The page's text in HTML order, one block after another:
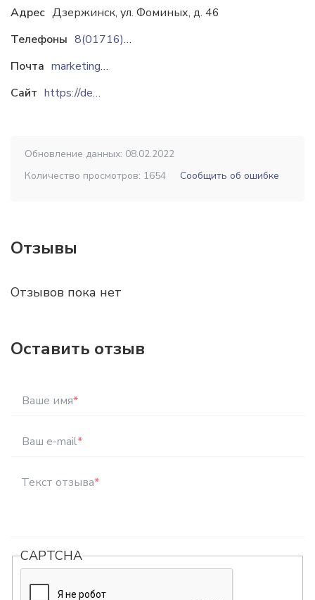
Адрес Дзержинск, ул. Фоминых, д. 46
Телефоны
8(01716)5-29-84
Почта
marketing@demz.by
Сайт
https://demz.by
Обновление данных: 08.02.2022
Количество просмотров: 1654
Сообщить об ошибке
Отзывы
Отзывов пока нет
Оставить отзыв
Ваше имя*
Ваш e-mail*
Текст отзыва*
CAPTCHA